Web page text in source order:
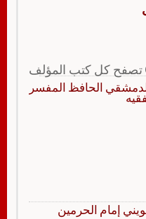
تصفح كل كتب المؤلف
الحافظ المفسر
إمام الحرمين